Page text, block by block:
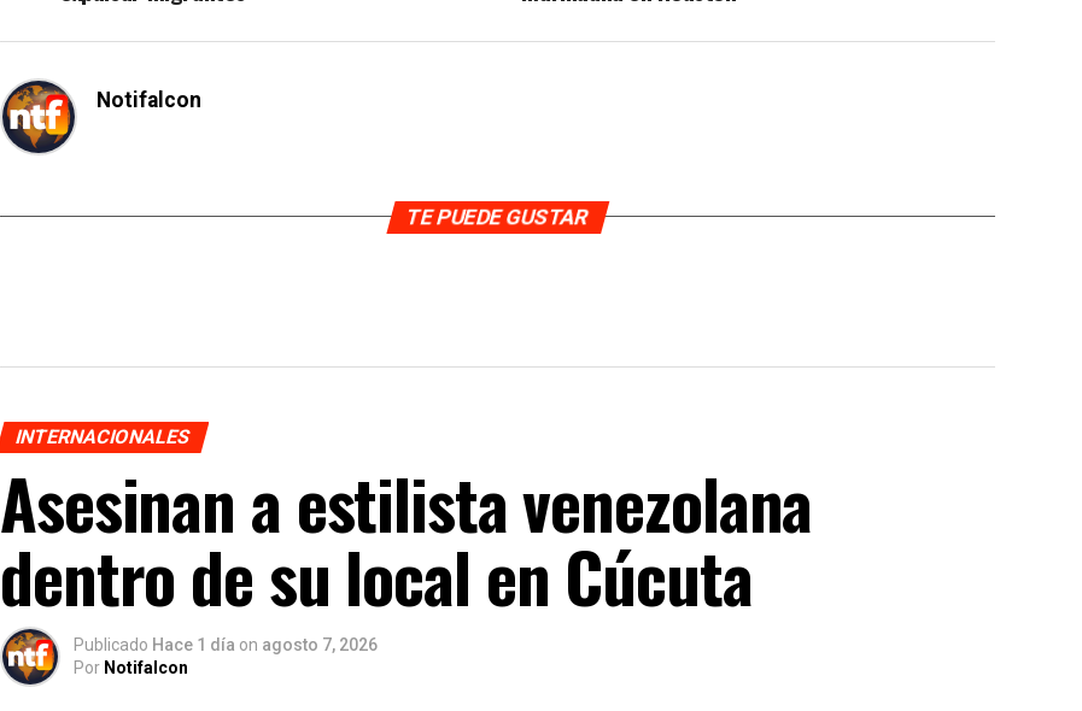
Notifalcon
TE PUEDE GUSTAR
INTERNACIONALES
Asesinan a estilista venezolana
dentro de su local en Cúcuta
Publicado Hace 1 día on agosto 7, 2026
Por Notifalcon